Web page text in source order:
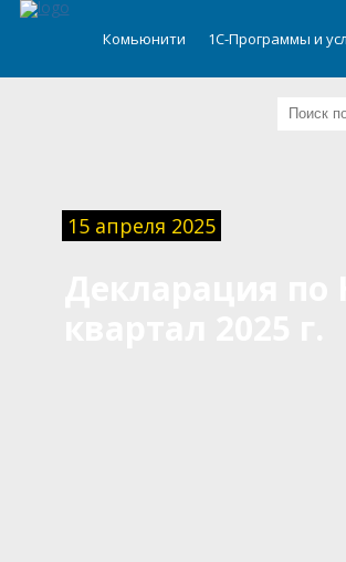
Комьюнити 1С-Программы и
15 апреля 2025